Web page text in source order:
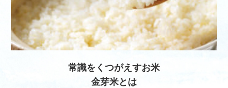
常識をくつがえすお米
金芽米とは